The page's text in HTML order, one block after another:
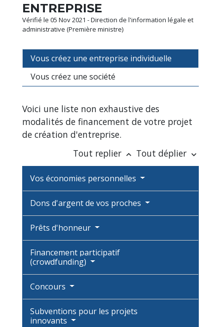
ENTREPRISE
Vérifié le 05 Nov 2021 - Direction de l'information légale et
administrative (Première ministre)
Vous créez une entreprise individuelle
Vous créez une société
Voici une liste non exhaustive des
modalités de financement de votre projet
de création d'entreprise.
Tout replier keyboard_arrow_up Tout déplier keyboard_arrow_down
Vos économies personnelles
Dons d'argent de vos proches
Prêts d'honneur
Financement participatif
(crowdfunding)
Concours
Subventions pour les projets
innovants